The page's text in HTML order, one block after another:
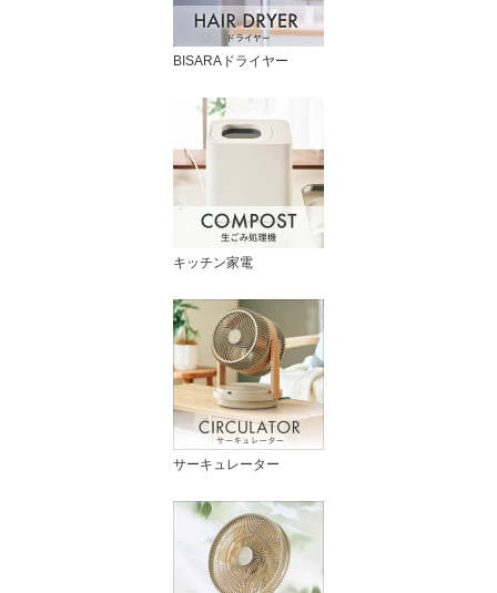
BISARAドライヤー
キッチン家電
サーキュレーター